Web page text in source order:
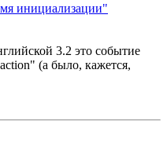
инициализации"
3.2 это событие
(а было, кажется,